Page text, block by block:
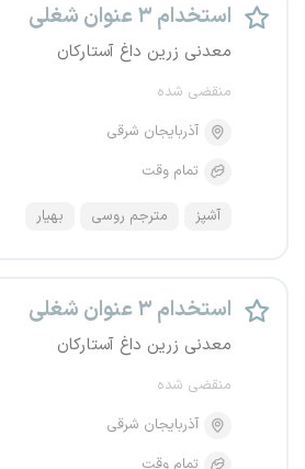
استخدام ۳ عنوان شغلی
معدنی زرین داغ آستارکان
منقضی شده
آذربایجان شرقی
تمام وقت
آشپز مترجم روسی بهیار
استخدام ۳ عنوان شغلی
معدنی زرین داغ آستارکان
منقضی شده
آذربایجان شرقی
تمام وقت